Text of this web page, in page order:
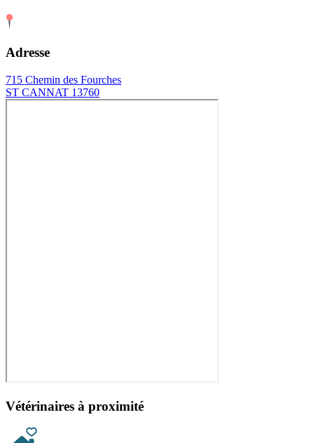
Adresse
715 Chemin des Fourches
ST CANNAT 13760
Vétérinaires à proximité